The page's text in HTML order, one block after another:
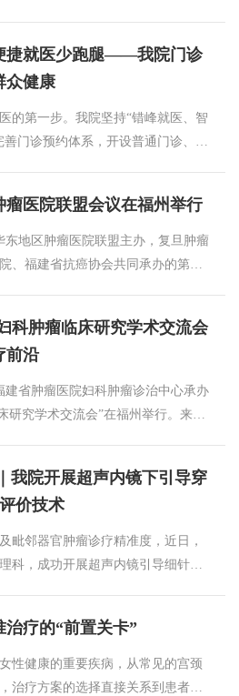
免疫的深度互作，正在重塑我们对
破免疫治疗耐药瓶颈提供了全新方
“代谢争夺战” 肿瘤细胞通过
在有氧条件下也优先启动糖酵解程
其细胞毒功能与细胞因子分泌能
胞（MDSC），共同构筑免疫抑制
基酸与脂质代谢的互作同样是免
经 IDO1、TDO2 等限速酶降解为犬
抑制抗肿瘤免疫应答；精氨酸、谷
T 细胞的细胞周期与效应分子合
化突破 代谢-免疫互作机制的阐
点” 这一全新治疗概念，即通过靶向
的免疫抑制，恢复免疫细胞的抗肿
靶点已进入临床转化阶段： 乳酸
抑制剂联用产生明确协同效应[5]。
制剂与免疫检查点抑制剂的联合方
，在晚期实体瘤中展现出可控的安
捷就医少跑腿——我院门诊
众健康
第一步。我院坚持“错峰就医、智
门诊预约体系，开设普通门诊、专
下预约挂号通道，方式多样、操
患者使用。 医院微信公众号/APP
机在线预约、选择科室、自选医
别现场长时间排队。 自助机预约
候开放，支持门诊预约、取号、
预约电话（0591-83612120）
息、更改就诊时间，就医更加灵活
束，可在诊间进行预约下一次
模式，系统自动推送就诊提醒短
置、医生信息、就诊时段，患者根
预约更便捷 为满足群众日常就
号源，每个工作日下午三点即时更
科学。 四、常见问题 1.不会
医院联盟会议在福州举行
地区肿瘤医院联盟主办，复旦肿瘤
、福建省抗癌协会共同承办的第十
肿瘤专科医院的相关管理专家和学
治与研究事业协同发展新路径。
健康委党组成员、副主任林宪，复
苏鹏，福建省肿瘤医院党委书记刘
国家肿瘤区域医疗中心建设，实施
进一步发挥区域协作平台作用，推
盟成立十五载的光辉历程，成为国
力广的肿瘤专科联盟。本次大会
政策导向、聚焦行业痛点，希望各
源，把联盟优势转化为发展胜势，
宾表示热烈欢迎。他表示，本次盛
，聚焦改革与发展的实践路径，主
科肿瘤临床研究学术交流会
前沿
省肿瘤医院妇科肿瘤诊治中心承办
研究学术交流会”在福州举行。来自
专家学者作专题学术报告。来自
Lee教授、日本国立癌症中心医院
本久留米大学Shin Nishio教授、台湾
教授等知名学者，分别围绕卵巢癌治
教授、复旦大学肿瘤医院吴小华教
我院开展超声内镜下引导穿
价技术
邻器官肿瘤诊疗精准度，近日，
科，成功开展超声内镜引导细针穿
内镜中心谢招飞主任医师操作，
同步开展细胞学快速评价，即时完
诊断。若标本未达诊断标准，即刻
疗的“前置关卡”
健康的重要疾病，从常见的宫颈
治疗方案的选择直接关系到患者的